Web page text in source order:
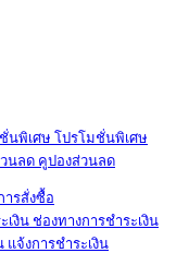
โปรโมชั่นพิเศษ
คูปองส่วนลด
ารสั่งซื้อ
ช่องทางการชำระเงิน
แจ้งการชำระเงิน